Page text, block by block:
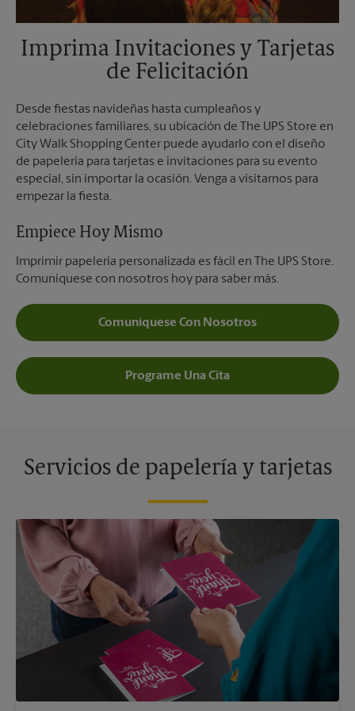
Imprima Invitaciones y Tarjetas
de Felicitación
Desde fiestas navideñas hasta cumpleaños y
celebraciones familiares, su ubicación de The UPS Store en
City Walk Shopping Center puede ayudarlo con el diseño
de papelería para tarjetas e invitaciones para su evento
especial, sin importar la ocasión. Venga a visitarnos para
empezar la fiesta.
Empiece Hoy Mismo
Imprimir papelería personalizada es fácil en The UPS Store.
Comuníquese con nosotros hoy para saber más.
Comuníquese Con Nosotros
Programe Una Cita
Servicios de papelería y tarjetas